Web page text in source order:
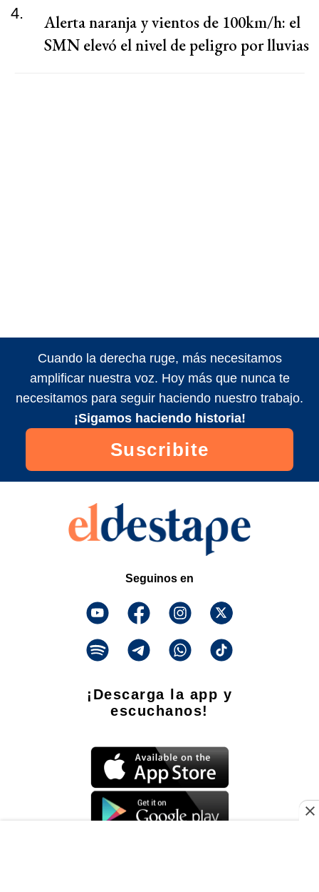
4.
Alerta naranja y vientos de 100km/h: el
SMN elevó el nivel de peligro por lluvias
Cuando la derecha ruge, más necesitamos
amplificar nuestra voz. Hoy más que nunca te
necesitamos para seguir haciendo nuestro trabajo.
¡Sigamos haciendo historia!
Suscribite
Seguinos en
¡Descarga la app y
escuchanos!